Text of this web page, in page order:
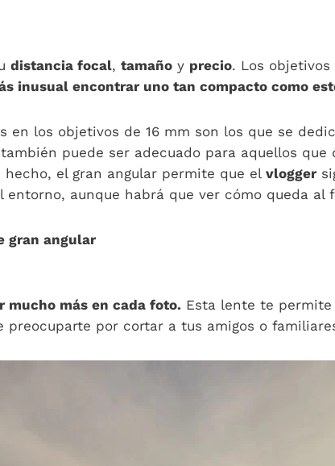
distancia focal, tamaño y precio. Los
inusual encontrar uno tan compacto como
en los objetivos de 16 mm son los que se
puede ser adecuado para aquellos
el gran angular permite que el vlogger
aunque habrá que ver cómo queda al
gran angular
mucho más en cada foto. Esta lente te permite
por cortar a tus amigos o